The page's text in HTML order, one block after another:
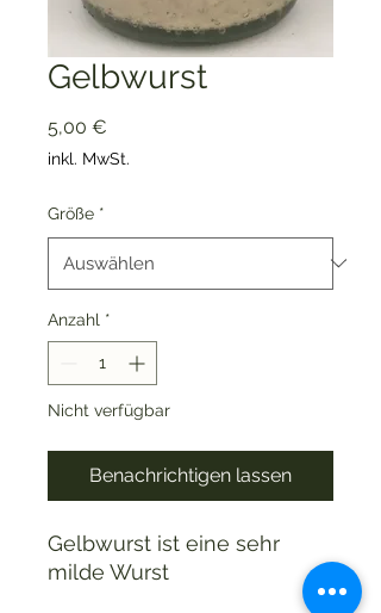
Gelbwurst
5,00 €
inkl. MwSt.
Größe *
Anzahl *
Nicht verfügbar
Benachrichtigen lassen
Gelbwurst ist eine sehr
milde Wurst